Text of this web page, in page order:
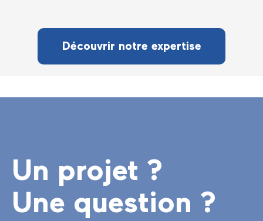
Découvrir notre expertise
Un projet ?
Une question ?